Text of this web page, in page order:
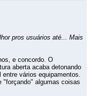
pros usuários até... Mais
e concordo. O
aberta acaba detonando
vários equipamentos.
"forçando" algumas coisas